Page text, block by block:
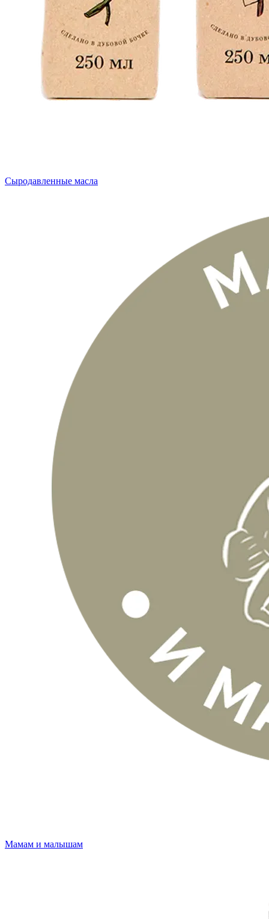
Сыродавленные масла
Мамам и малышам